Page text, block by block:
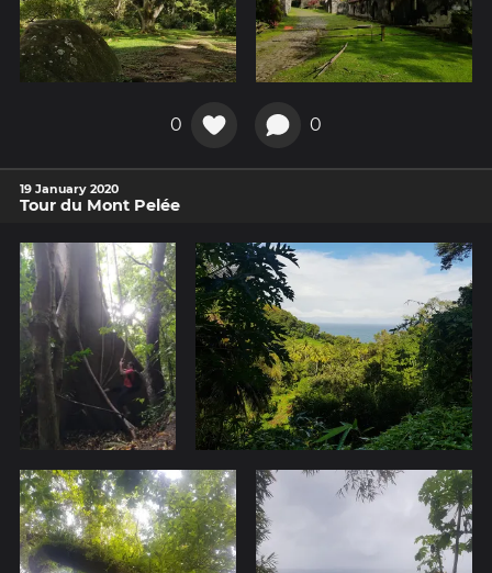
0 0
19 January 2020
Tour du Mont Pelée